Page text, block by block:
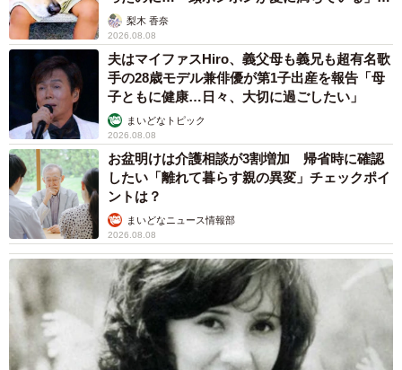
「尊…」
梨木 香奈
2026.08.08
夫はマイファスHiro、義父母も義兄も超有名歌
手の28歳モデル兼俳優が第1子出産を報告「母
子ともに健康…日々、大切に過ごしたい」
まいどなトピック
2026.08.08
お盆明けは介護相談が3割増加 帰省時に確認
したい「離れて暮らす親の異変」チェックポイ
ントは？
まいどなニュース情報部
2026.08.08